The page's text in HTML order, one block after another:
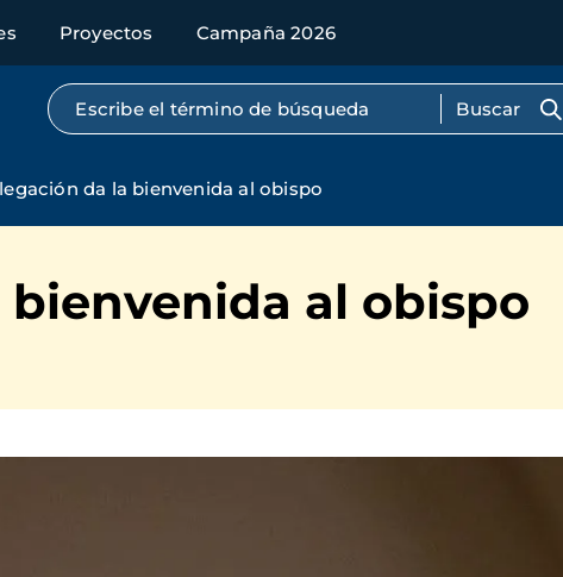
Proyectos Campaña 2026
Búsqueda por texto completo
da la bienvenida al obispo
al obispo